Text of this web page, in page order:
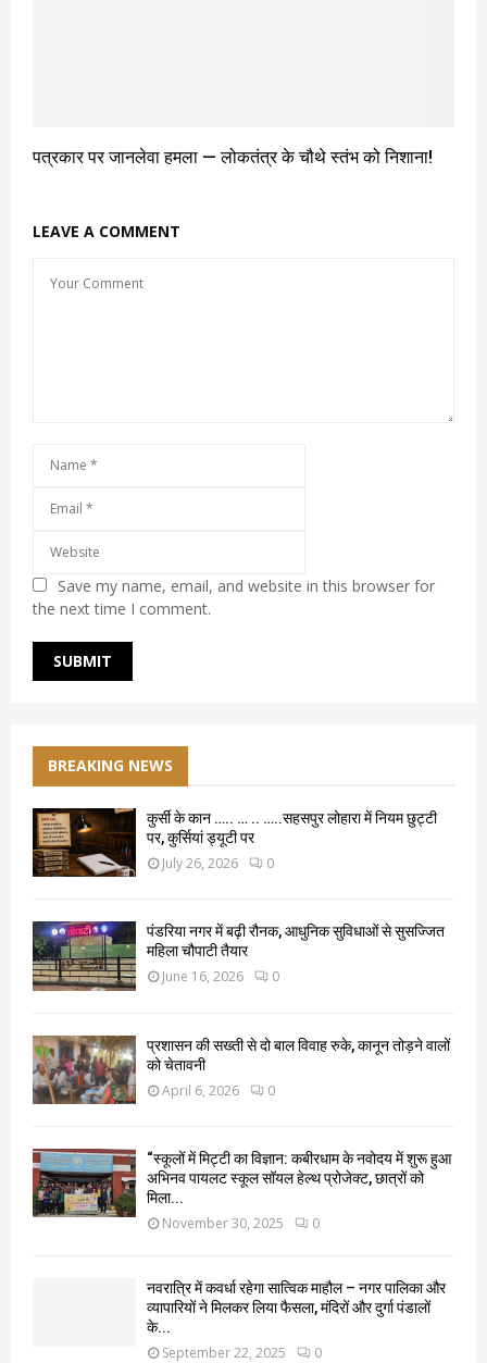
पत्रकार पर जानलेवा हमला — लोकतंत्र के चौथे स्तंभ को निशाना!
LEAVE A COMMENT
Save my name, email, and website in this browser for
the next time I comment.
BREAKING NEWS
कुर्सी के कान ….. … .. …..सहसपुर लोहारा में नियम छुट्टी
पर, कुर्सियां ड्यूटी पर
July 26, 2026 0
पंडरिया नगर में बढ़ी रौनक, आधुनिक सुविधाओं से सुसज्जित
महिला चौपाटी तैयार
June 16, 2026 0
प्रशासन की सख्ती से दो बाल विवाह रुके, कानून तोड़ने वालों
को चेतावनी
April 6, 2026 0
“स्कूलों में मिट्टी का विज्ञान: कबीरधाम के नवोदय में शुरू हुआ
अभिनव पायलट स्कूल सॉयल हेल्थ प्रोजेक्ट, छात्रों को
मिला...
November 30, 2025 0
नवरात्रि में कवर्धा रहेगा सात्विक माहौल – नगर पालिका और
व्यापारियों ने मिलकर लिया फैसला, मंदिरों और दुर्गा पंडालों
के...
September 22, 2025 0